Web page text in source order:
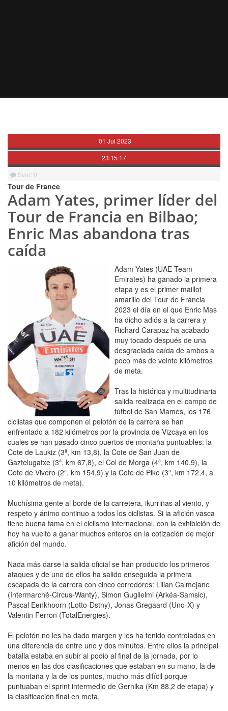
01 Jul 2023
23:15:17
Svar: 0
Tour de France
Adam Yates, primer líder del
Tour de Francia en Bilbao;
Enric Mas abandona tras
caída
Adam Yates (UAE Team
Emirates) ha ganado la primera
etapa y es el primer maillot
amarillo del Tour de Francia
2023 el día en el que Enric Mas
ha dicho adiós a la carrera y
Richard Carapaz ha acabado
muy tocado después de una
desgraciada caída de ambos a
poco más de veinte kilómetros
de meta.
Tras la histórica y multitudinaria
salida realizada en el campo de
fútbol de San Mamés, los 176
ciclistas que componen el pelotón de la carrera se han
enfrentado a 182 kilómetros por la provincia de Vizcaya en los
cuales se han pasado cinco puertos de montaña puntuables: la
Cote de Laukiz (3ª, km 13,8), la Cote de San Juan de
Gaztelugatxe (3ª, km 67,8), el Col de Morga (4ª, km 140,9), la
Cote de Vivero (2ª, km 154,9) y la Cote de Pike (3ª, km 172,4, a
10 kilómetros de meta).
Muchísima gente al borde de la carretera, ikurriñas al viento, y
respeto y ánimo continuo a todos los ciclistas. Si la afición vasca
tiene buena fama en el ciclismo internacional, con la exhibición de
hoy ha vuelto a ganar muchos enteros en la cotización de mejor
afición del mundo.
Nada más darse la salida oficial se han producido los primeros
ataques y de uno de ellos ha salido enseguida la primera
escapada de la carrera con cinco corredores: Lilian Calmejane
(Intermarché-Circus-Wanty), Simon Guglielmi (Arkéa-Samsic),
Pascal Eenkhoorn (Lotto-Dstny), Jonas Gregaard (Uno-X) y
Valentin Ferron (TotalEnergies).
El pelotón no les ha dado margen y les ha tenido controlados en
una diferencia de entre uno y dos minutos. Entre ellos la principal
batalla estaba en subir al podio al final de la jornada, por lo
menos en las dos clasificaciones que estaban en su mano, la de
la montaña y la de los puntos, mucho más difícil porque
puntuaban el sprint intermedio de Gernika (Km 88,2 de etapa) y
la clasificación final en meta.